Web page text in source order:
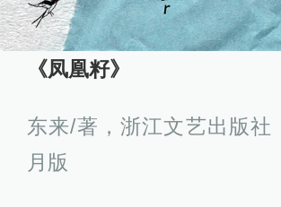
《凤凰籽》
东来/著，浙江文艺出版社
月版